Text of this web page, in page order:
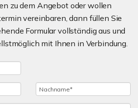
zu dem Angebot oder wollen
vereinbaren, dann füllen Sie
Formular vollständig aus und
mit Ihnen in Verbindung.